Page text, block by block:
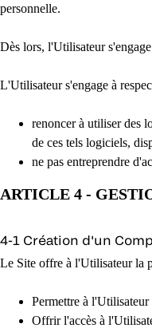
personnelle.
Dès lors, l'Utilisateur
L'Utilisateur s'engage à
renoncer à utiliser des
de ces tels logiciels,
ne pas entreprendre
ARTICLE 4 -
4-1 Création d'un
Le Site offre à l'Utilisateur la
Permettre à
Offrir l'accès à